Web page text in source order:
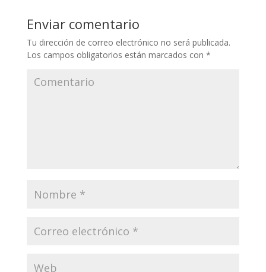
Enviar comentario
Tu dirección de correo electrónico no será publicada.
Los campos obligatorios están marcados con *